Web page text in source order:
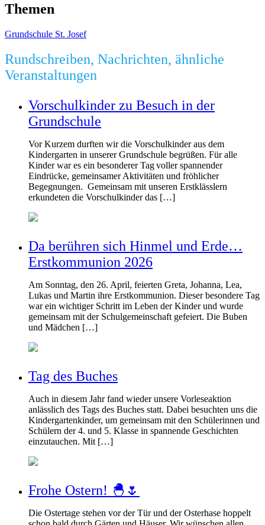
Themen
Grundschule St. Josef
Rundschreiben, Nachrichten, ähnliche
Veranstaltungen
Vorschulkinder zu Besuch in der
Grundschule
Vor Kurzem durften wir die Vorschulkinder aus dem
Kindergarten in unserer Grundschule begrüßen. Für alle
Kinder war es ein besonderer Tag voller spannender
Eindrücke, gemeinsamer Aktivitäten und fröhlicher
Begegnungen. Gemeinsam mit unseren Erstklässlern
erkundeten die Vorschulkinder das […]
Da berühren sich Hinmel und Erde…
Erstkommunion 2026
Am Sonntag, den 26. April, feierten Greta, Johanna, Lea,
Lukas und Martin ihre Erstkommunion. Dieser besondere Tag
war ein wichtiger Schritt im Leben der Kinder und wurde
gemeinsam mit der Schulgemeinschaft gefeiert. Die Buben
und Mädchen […]
Tag des Buches
Auch in diesem Jahr fand wieder unsere Vorleseaktion
anlässlich des Tags des Buches statt. Dabei besuchten uns die
Kindergartenkinder, um gemeinsam mit den Schülerinnen und
Schülern der 4. und 5. Klasse in spannende Geschichten
einzutauchen. Mit […]
Frohe Ostern! 🐣🌷
Die Ostertage stehen vor der Tür und der Osterhase hoppelt